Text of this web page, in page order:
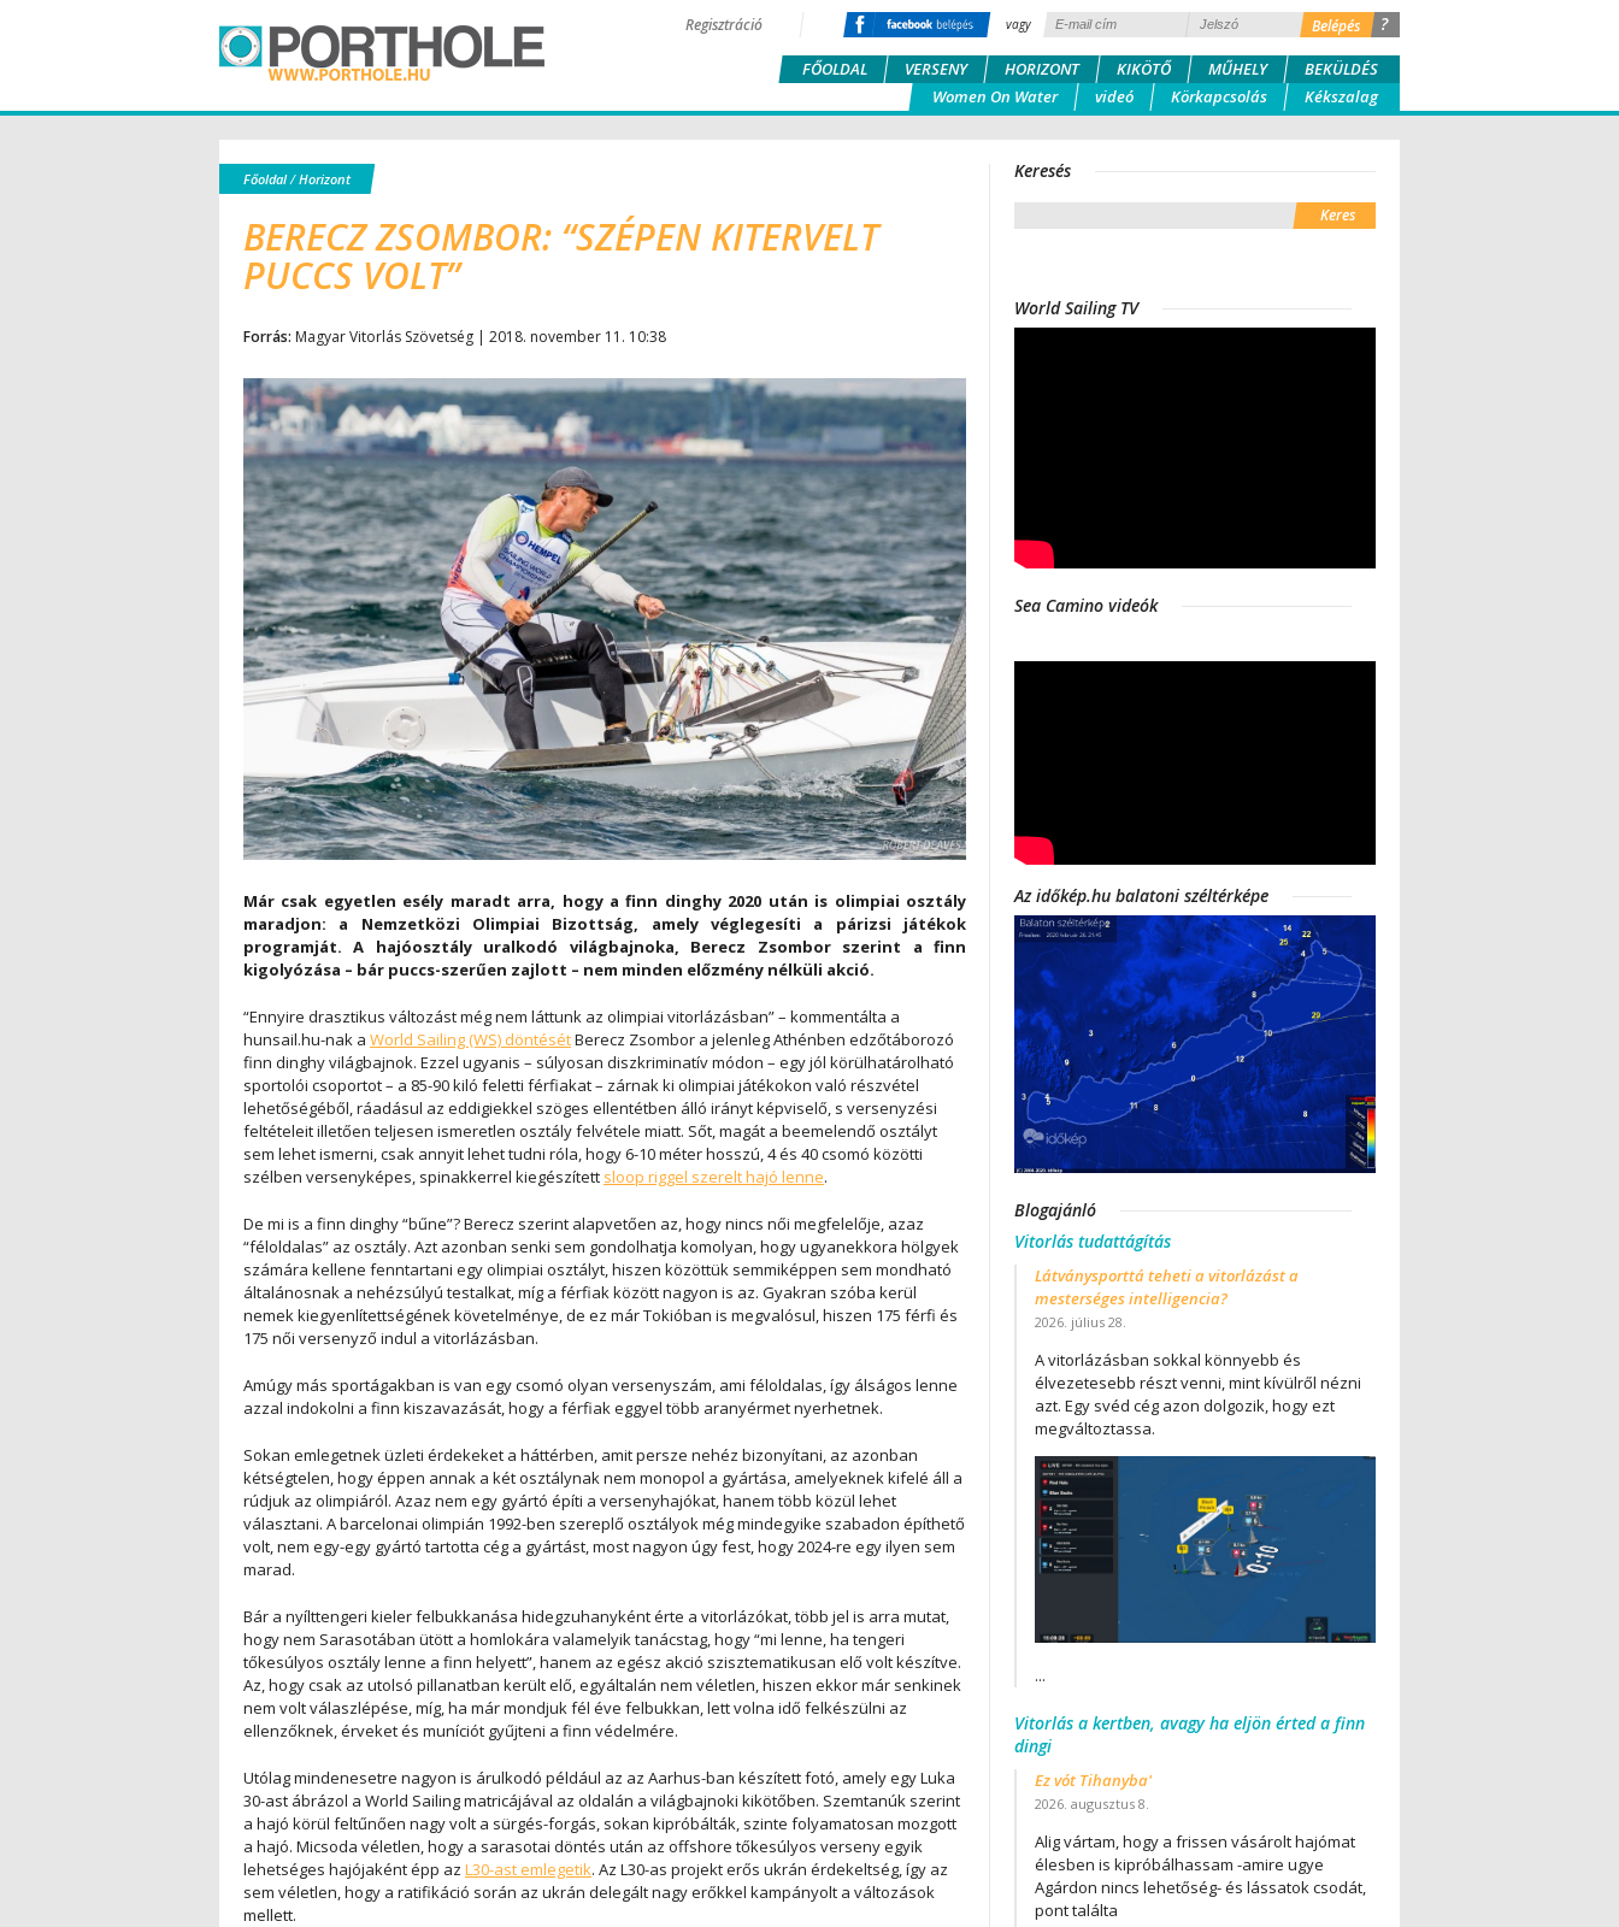
?
vagy
Regisztráció
FŐOLDAL VERSENY HORIZONT KIKÖTŐ MŰHELY
BEKÜLDÉS
Women On Water
videó Körkapcsolás Kékszalag
Főoldal/Horizont
BERECZ ZSOMBOR: “SZÉPEN KITERVELT
PUCCS VOLT”
Forrás: Magyar Vitorlás Szövetség | 2018. november 11. 10:38
Már csak egyetlen esély maradt arra, hogy a finn dinghy 2020 után is olimpiai osztály
maradjon: a Nemzetközi Olimpiai Bizottság, amely véglegesíti a párizsi játékok
programját. A hajóosztály uralkodó világbajnoka, Berecz Zsombor szerint a finn
kigolyózása – bár puccs-szerűen zajlott – nem minden előzmény nélküli akció.
“Ennyire drasztikus változást még nem láttunk az olimpiai vitorlázásban” – kommentálta a
hunsail.hu-nak a World Sailing (WS) döntésétBerecz Zsombor a jelenleg Athénben edzőtáborozó
finn dinghy világbajnok. Ezzel ugyanis – súlyosan diszkriminatív módon – egy jól körülhatárolható
sportolói csoportot – a 85-90 kiló feletti férfiakat – zárnak ki olimpiai játékokon való részvétel
lehetőségéből, ráadásul az eddigiekkel szöges ellentétben álló irányt képviselő, s versenyzési
feltételeit illetően teljesen ismeretlen osztály felvétele miatt. Sőt, magát a beemelendő osztályt
sem lehet ismerni, csak annyit lehet tudni róla, hogy 6-10 méter hosszú, 4 és 40 csomó közötti
szélben versenyképes, spinakkerrel kiegészített sloop riggel szerelt hajó lenne.
De mi is a finn dinghy “bűne”? Berecz szerint alapvetően az, hogy nincs női megfelelője, azaz
“féloldalas” az osztály. Azt azonban senki sem gondolhatja komolyan, hogy ugyanekkora hölgyek
számára kellene fenntartani egy olimpiai osztályt, hiszen közöttük semmiképpen sem mondható
általánosnak a nehézsúlyú testalkat, míg a férfiak között nagyon is az. Gyakran szóba kerül
nemek kiegyenlítettségének követelménye, de ez már Tokióban is megvalósul, hiszen 175 férfi és
175 női versenyző indul a vitorlázásban.
Amúgy más sportágakban is van egy csomó olyan versenyszám, ami féloldalas, így álságos lenne
azzal indokolni a finn kiszavazását, hogy a férfiak eggyel több aranyérmet nyerhetnek.
Sokan emlegetnek üzleti érdekeket a háttérben, amit persze nehéz bizonyítani, az azonban
kétségtelen, hogy éppen annak a két osztálynak nem monopol a gyártása, amelyeknek kifelé áll a
rúdjuk az olimpiáról. Azaz nem egy gyártó építi a versenyhajókat, hanem több közül lehet
választani. A barcelonai olimpián 1992-ben szereplő osztályok még mindegyike szabadon építhető
volt, nem egy-egy gyártó tartotta cég a gyártást, most nagyon úgy fest, hogy 2024-re egy ilyen sem
marad.
Bár a nyílttengeri kieler felbukkanása hidegzuhanyként érte a vitorlázókat, több jel is arra mutat,
hogy nem Sarasotában ütött a homlokára valamelyik tanácstag, hogy “mi lenne, ha tengeri
tőkesúlyos osztály lenne a finn helyett”, hanem az egész akció szisztematikusan elő volt készítve.
Az, hogy csak az utolsó pillanatban került elő, egyáltalán nem véletlen, hiszen ekkor már senkinek
nem volt válaszlépése, míg, ha már mondjuk fél éve felbukkan, lett volna idő felkészülni az
ellenzőknek, érveket és muníciót gyűjteni a finn védelmére.
Utólag mindenesetre nagyon is árulkodó például az az Aarhus-ban készített fotó, amely egy Luka
30-ast ábrázol a World Sailing matricájával az oldalán a világbajnoki kikötőben. Szemtanúk szerint
a hajó körül feltűnően nagy volt a sürgés-forgás, sokan kipróbálták, szinte folyamatosan mozgott
a hajó. Micsoda véletlen, hogy a sarasotai döntés után az offshore tőkesúlyos verseny egyik
lehetséges hajójaként épp az L30-ast emlegetik. Az L30-as projekt erős ukrán érdekeltség, így az
sem véletlen, hogy a ratifikáció során az ukrán delegált nagy erőkkel kampányolt a változások
mellett.
Keresés
World Sailing TV
Sea Camino videók
Az időkép.hu balatoni széltérképe
Blogajánló
Vitorlás tudattágítás
Látványsporttá teheti a vitorlázást a
mesterséges intelligencia?
2026. július 28.
A vitorlázásban sokkal könnyebb és
élvezetesebb részt venni, mint kívülről nézni
azt. Egy svéd cég azon dolgozik, hogy ezt
megváltoztassa.
...
Vitorlás a kertben, avagy ha eljön érted a finn
dingi
Ez vót Tihanyba'
2026. augusztus 8.
Alig vártam, hogy a frissen vásárolt hajómat
élesben is kipróbálhassam -amire ugye
Agárdon nincs lehetőség- és lássatok csodát,
pont találta